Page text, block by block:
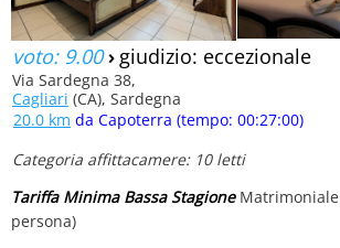
voto: 9.00› giudizio: eccezionale
Via Sardegna 38,
Cagliari (CA), Sardegna
20.0 km da Capoterra (tempo: 00:27:00)
Categoria affittacamere: 10 letti
Tariffa Minima Bassa StagioneMatrimoniale
persona)